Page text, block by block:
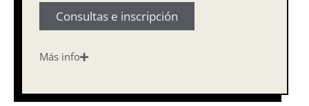
Consultas e inscripción
Más info